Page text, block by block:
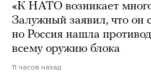
«К НАТО возникает
Залужный заявил, что он
но Россия нашла
всему оружию блока
11 часов назад